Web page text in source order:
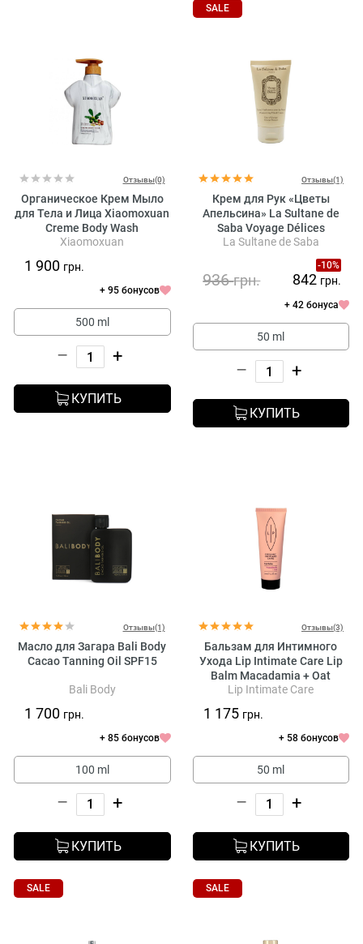
Отзывы(0)
Органическое Крем Мыло
для Тела и Лица Xiaomoxuan
Creme Body Wash
Xiaomoxuan
1 900 грн.
+ 95 бонусов
500 ml
– +
КУПИТЬ
SALE
Отзывы(1)
Крем для Рук «Цветы
Апельсина» La Sultane de
Saba Voyage Délices
Moisturizing Hand Cream
La Sultane de Saba
-10%
936грн. 842 грн.
+ 42 бонуса
50 ml
– +
КУПИТЬ
Отзывы(1)
Масло для Загара Bali Body
Cacao Tanning Oil SPF15
Bali Body
1 700 грн.
+ 85 бонусов
100 ml
– +
КУПИТЬ
Отзывы(3)
Бальзам для Интимного
Ухода Lip Intimate Care Lip
Balm Macadamia + Oat
Lip Intimate Care
1 175 грн.
+ 58 бонусов
50 ml
– +
КУПИТЬ
SALE SALE